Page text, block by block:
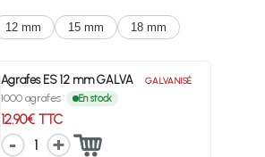
12 mm 15 mm 18 mm
Agrafes ES 12 mm GALVA GALVANISÉ
1000 agrafes En stock
12.90€ TTC
1